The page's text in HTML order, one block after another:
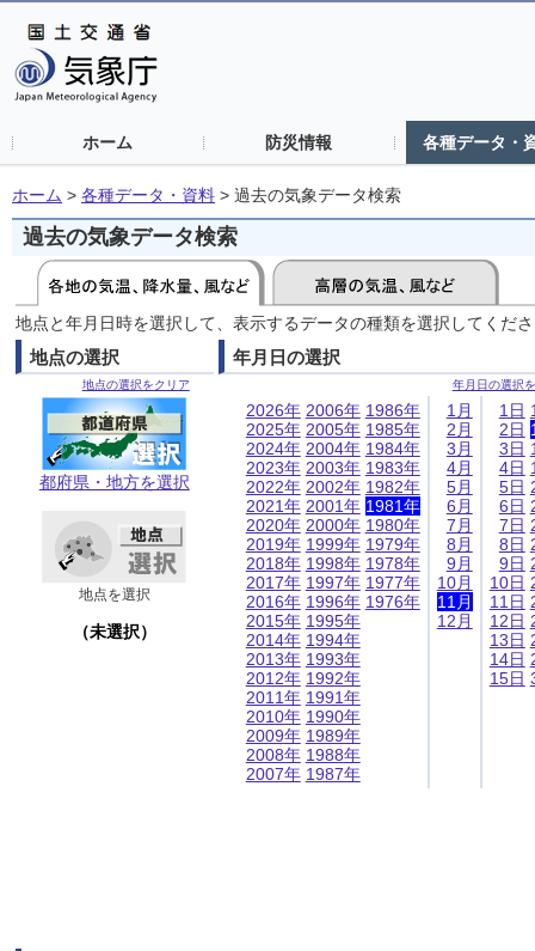
ホーム 防災情報 各種データ・
ホーム > 各種データ・資料 > 過去の気象データ検索
過去の気象データ検索
地点と年月日時を選択して、表示するデータの種類を選択してくだ
地点の選択
地点の選択をクリア
都府県・地方を選択
地点を選択
（未選択）
年月日の選択
年月日の選択
2026年
2025年
2024年
2023年
2022年
2021年
2020年
2019年
2018年
2017年
2016年
2015年
2014年
2013年
2012年
2011年
2010年
2009年
2008年
2007年
2006年
2005年
2004年
2003年
2002年
2001年
2000年
1999年
1998年
1997年
1996年
1995年
1994年
1993年
1992年
1991年
1990年
1989年
1988年
1987年
1986年
1985年
1984年
1983年
1982年
1981年
1980年
1979年
1978年
1977年
1976年
1月
2月
3月
4月
5月
6月
7月
8月
9月
10月
11月
12月
1日
2日
3日
4日
5日
6日
7日
8日
9日
10日
11日
12日
13日
14日
15日